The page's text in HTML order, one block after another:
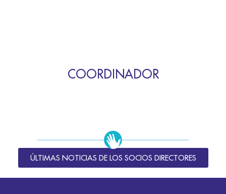
COORDINADOR
ÚLTIMAS NOTICIAS DE LOS SOCIOS DIRECTORES